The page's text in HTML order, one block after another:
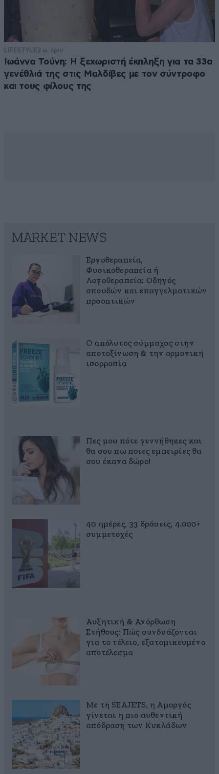
LIFESTYLE 2 ω. πριν
Ιωάννα Τούνη: Η ξεχωριστή έκπληξη για τα 33α
γενέθλιά της στις Μαλδίβες με τον σύντροφο
και τους φίλους της
MARKET NEWS
Εργοθεραπεία,
Φυσικοθεραπεία ή
Λογοθεραπεία; Οδηγός
σπουδών και επαγγελματικών
προοπτικών
Ο απόλυτος σύμμαχος στην
αποτοξίνωση & την ορμονική
ισορροπία
Πες μου πότε γεννήθηκες και
θα σου πω ποιες εμπειρίες θα
σου έκανα δώρο!
40 ημέρες, 33 δράσεις, 4.000+
συμμετοχές
Αυξητική & Ανόρθωση
Στήθους: Πώς συνδυάζονται
για το τέλειο, εξατομικευμένο
αποτέλεσμα
Με τη SEAJETS, η Αμοργός
γίνεται η πιο αυθεντική
απόδραση των Κυκλάδων